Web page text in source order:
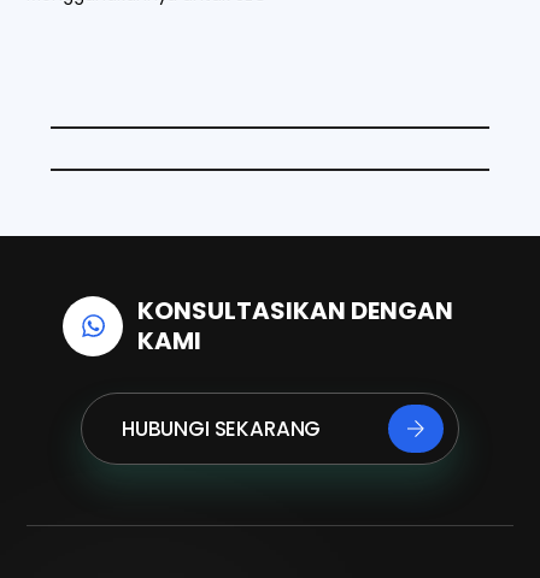
k n p
KONSULTASIKAN DENGAN
KAMI
HUBUNGI SEKARANG